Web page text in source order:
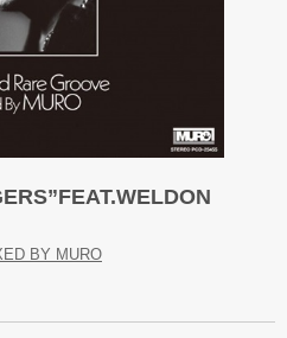
BY MURO